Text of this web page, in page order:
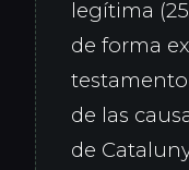
legítima
de forma
de las
de